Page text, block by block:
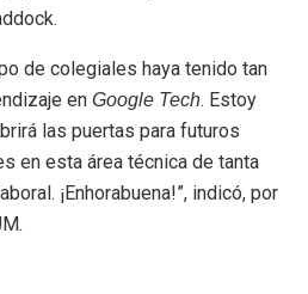
de colegiales haya tenido tan
en Google Tech. Estoy
las puertas para futuros
en esta área técnica de tanta
¡Enhorabuena!”, indicó, por